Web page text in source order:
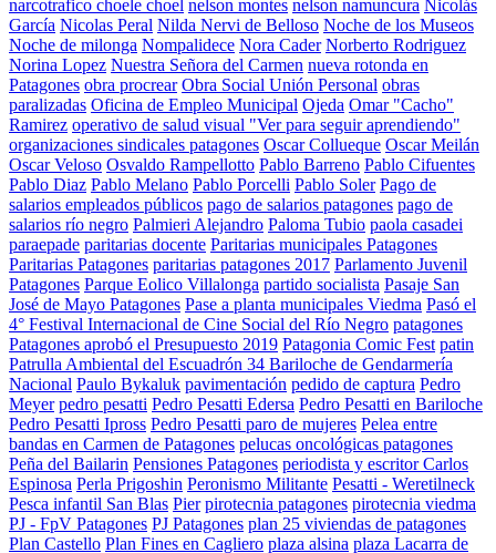
narcotrafico choele choel nelson montes nelson namuncura Nicolás
García Nicolas Peral Nilda Nervi de Belloso Noche de los Museos
Noche de milonga Nompalidece Nora Cader Norberto Rodriguez
Norina Lopez Nuestra Señora del Carmen nueva rotonda en
Patagones obra procrear Obra Social Unión Personal obras
paralizadas Oficina de Empleo Municipal Ojeda Omar "Cacho"
Ramirez operativo de salud visual "Ver para seguir aprendiendo"
organizaciones sindicales patagones Oscar Collueque Oscar Meilán
Oscar Veloso Osvaldo Rampellotto Pablo Barreno Pablo Cifuentes
Pablo Diaz Pablo Melano Pablo Porcelli Pablo Soler Pago de
salarios empleados públicos pago de salarios patagones pago de
salarios río negro Palmieri Alejandro Paloma Tubio paola casadei
paraepade paritarias docente Paritarias municipales Patagones
Paritarias Patagones paritarias patagones 2017 Parlamento Juvenil
Patagones Parque Eolico Villalonga partido socialista Pasaje San
José de Mayo Patagones Pase a planta municipales Viedma Pasó el
4° Festival Internacional de Cine Social del Río Negro patagones
Patagones aprobó el Presupuesto 2019 Patagonia Comic Fest patin
Patrulla Ambiental del Escuadrón 34 Bariloche de Gendarmería
Nacional Paulo Bykaluk pavimentación pedido de captura Pedro
Meyer pedro pesatti Pedro Pesatti Edersa Pedro Pesatti en Bariloche
Pedro Pesatti Ipross Pedro Pesatti paro de mujeres Pelea entre
bandas en Carmen de Patagones pelucas oncológicas patagones
Peña del Bailarin Pensiones Patagones periodista y escritor Carlos
Espinosa Perla Prigoshin Peronismo Militante Pesatti - Weretilneck
Pesca infantil San Blas Pier pirotecnia patagones pirotecnia viedma
PJ - FpV Patagones PJ Patagones plan 25 viviendas de patagones
Plan Castello Plan Fines en Cagliero plaza alsina plaza Lacarra de